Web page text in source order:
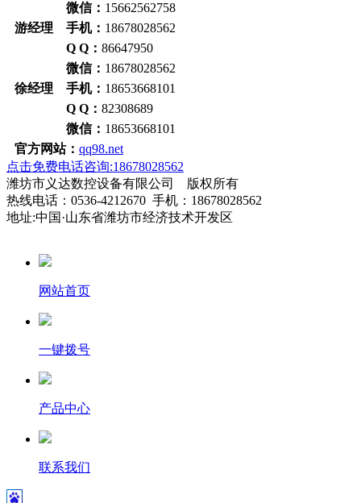
微信： 15662562758
游经理 手机： 18678028562
Q Q ： 86647950
微信： 18678028562
徐经理 手机： 18653668101
Q Q ： 82308689
微信： 18653668101
官方网站： qq98.net
点击免费电话咨询:18678028562
潍坊市义达数控设备有限公司 版权所有
热线电话：0536-4212670 手机：18678028562
地址:中国·山东省潍坊市经济技术开发区
网站首页
一键拨号
产品中心
联系我们